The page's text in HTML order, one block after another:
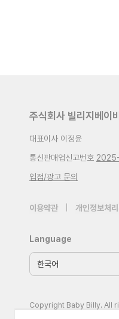
주식회사 빌리지베이비
대표이사 이정윤
통신판매업신고번호
입점/광고 문의
이용약관 개인정보처
Language
Copyright Baby Billy. All